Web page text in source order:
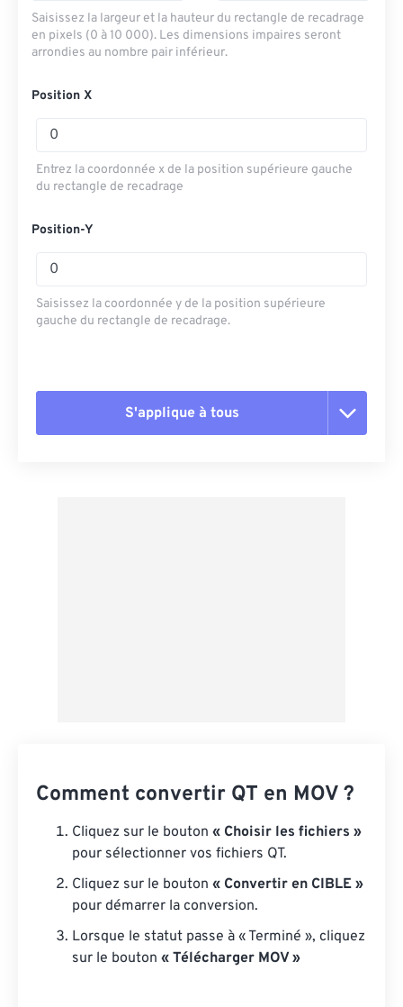
Saisissez la largeur et la hauteur du rectangle de recadrage
en pixels (0 à 10 000). Les dimensions impaires seront
arrondies au nombre pair inférieur.
Position X
Entrez la coordonnée x de la position supérieure gauche
du rectangle de recadrage
Position-Y
Saisissez la coordonnée y de la position supérieure
gauche du rectangle de recadrage.
S'applique à tous
Comment convertir QT en MOV ?
Cliquez sur le bouton « Choisir les fichiers »
pour sélectionner vos fichiers QT.
Cliquez sur le bouton « Convertir en CIBLE »
pour démarrer la conversion.
Lorsque le statut passe à « Terminé », cliquez
sur le bouton « Télécharger MOV »